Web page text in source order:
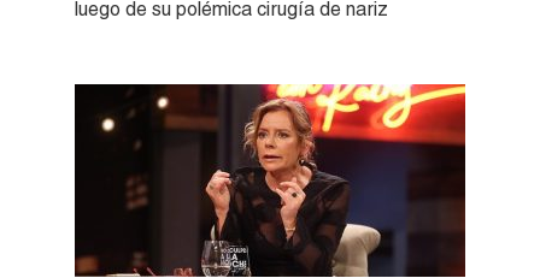
luego de su polémica cirugía de nariz